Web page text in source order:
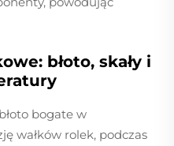
błoto, skały i
bogate w
wałków rolek, podczas